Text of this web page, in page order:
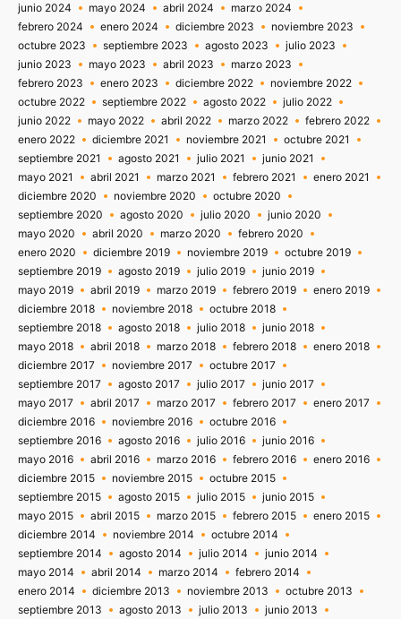
junio 2024
mayo 2024 abril 2024
marzo 2024
febrero 2024
enero 2024 diciembre 2023
noviembre 2023
octubre 2023
septiembre 2023 agosto 2023
julio 2023
junio 2023
mayo 2023 abril 2023
marzo 2023
febrero 2023
enero 2023 diciembre 2022
noviembre 2022
octubre 2022
septiembre 2022 agosto 2022
julio 2022
junio 2022
mayo 2022 abril 2022 marzo 2022
febrero 2022
enero 2022
diciembre 2021 noviembre 2021
octubre 2021
septiembre 2021
agosto 2021 julio 2021
junio 2021
mayo 2021
abril 2021 marzo 2021 febrero 2021
enero 2021
diciembre 2020
noviembre 2020
octubre 2020
septiembre 2020
agosto 2020 julio 2020
junio 2020
mayo 2020
abril 2020 marzo 2020
febrero 2020
enero 2020
diciembre 2019 noviembre 2019
octubre 2019
septiembre 2019
agosto 2019 julio 2019
junio 2019
mayo 2019
abril 2019 marzo 2019 febrero 2019
enero 2019
diciembre 2018
noviembre 2018
octubre 2018
septiembre 2018
agosto 2018 julio 2018
junio 2018
mayo 2018
abril 2018 marzo 2018 febrero 2018
enero 2018
diciembre 2017
noviembre 2017
octubre 2017
septiembre 2017
agosto 2017 julio 2017
junio 2017
mayo 2017
abril 2017 marzo 2017 febrero 2017
enero 2017
diciembre 2016
noviembre 2016
octubre 2016
septiembre 2016
agosto 2016 julio 2016
junio 2016
mayo 2016
abril 2016 marzo 2016 febrero 2016
enero 2016
diciembre 2015
noviembre 2015
octubre 2015
septiembre 2015
agosto 2015 julio 2015
junio 2015
mayo 2015
abril 2015 marzo 2015 febrero 2015
enero 2015
diciembre 2014
noviembre 2014
octubre 2014
septiembre 2014
agosto 2014 julio 2014
junio 2014
mayo 2014
abril 2014 marzo 2014
febrero 2014
enero 2014
diciembre 2013 noviembre 2013
octubre 2013
septiembre 2013
agosto 2013 julio 2013 junio 2013